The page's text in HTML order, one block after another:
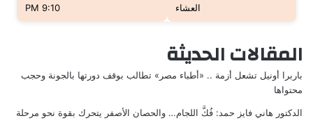
العشاء 9:10 PM
المقالات الحديثة
باربرا أونيل تشعل أزمة .. «أطباء مصر» تطالب بوقف دورتها بالجونة وحجب
محتواها
الدكتور هاني فايز حمد: فُكَّ اللجام… والحصان الأصفر يتحرك بقوة نحو مرحلة